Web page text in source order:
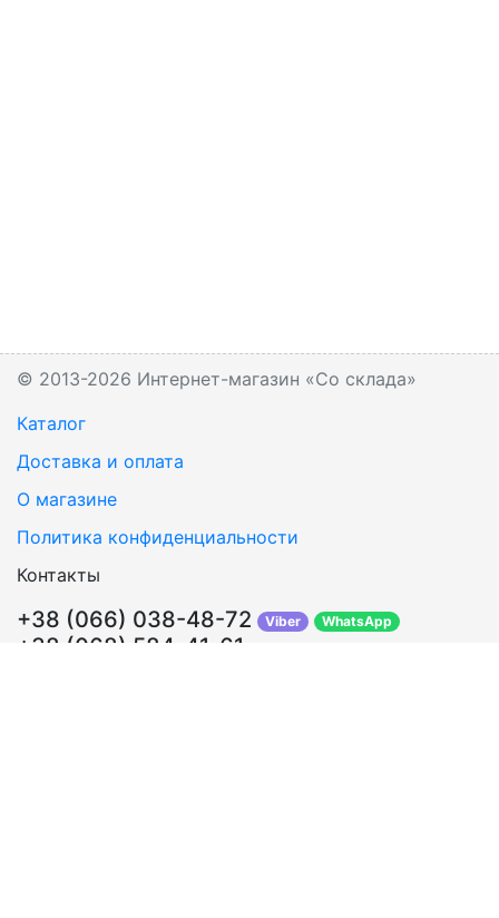
© 2013-2026 Интернет-магазин «Со склада»
Каталог
Доставка и оплата
О магазине
Политика конфиденциальности
Контакты
+38 (066) 038-48-72 Viber WhatsApp
+38 (068) 584-41-61